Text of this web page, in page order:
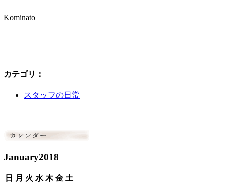
Kominato
カテゴリ ：
スタッフの日常
January2018
日 月 火 水 木 金 土